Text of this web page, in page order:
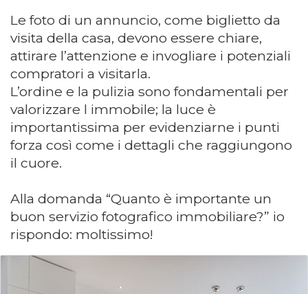
Le foto di un annuncio, come biglietto da
visita della casa, devono essere chiare,
attirare l’attenzione e invogliare i potenziali
compratori a visitarla.
L’ordine e la pulizia sono fondamentali per
valorizzare l immobile; la luce è
importantissima per evidenziarne i punti
forza così come i dettagli che raggiungono
il cuore.
Alla domanda “Quanto è importante un
buon servizio fotografico immobiliare?” io
rispondo: moltissimo!